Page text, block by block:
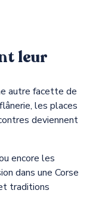
leur
autre facette de
les places
deviennent
encore les
dans une Corse
traditions